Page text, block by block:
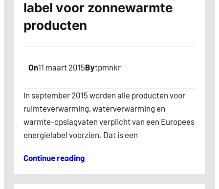
label voor zonnewarmte
producten
On11 maart 2015Bytpmnkr
In september 2015 worden alle producten voor
ruimteverwarming, waterverwarming en
warmte-opslagvaten verplicht van een Europees
energielabel voorzien. Dat is een
Continue reading